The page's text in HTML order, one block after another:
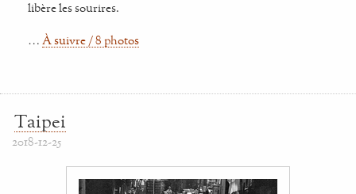
libère les sourires.
… À suivre / 8 photos
Taipei
2018-12-25